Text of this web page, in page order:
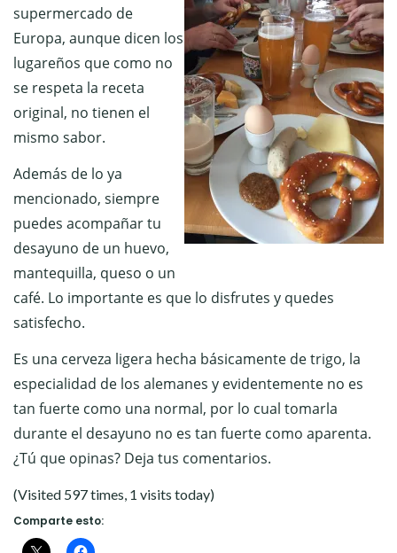
supermercado de
Europa, aunque dicen los
lugareños que como no
se respeta la receta
original, no tienen el
mismo sabor.
Además de lo ya
mencionado, siempre
puedes acompañar tu
desayuno de un huevo,
mantequilla, queso o un
café. Lo importante es que lo disfrutes y quedes
satisfecho.
Es una cerveza ligera hecha básicamente de trigo, la
especialidad de los alemanes y evidentemente no es
tan fuerte como una normal, por lo cual tomarla
durante el desayuno no es tan fuerte como aparenta.
¿Tú que opinas? Deja tus comentarios.
(Visited 597 times, 1 visits today)
Comparte esto: